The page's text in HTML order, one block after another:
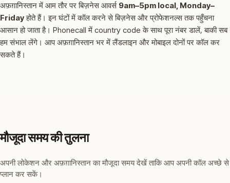
अफ़ग़ानिस्तान में आम तौर पर बिज़नेस आवर्स 9am–5pm local, Monday–
Fridayहोते हैं। इन घंटों में कॉल करने से बिज़नेस और प्रोफेशनल्स तक पहुँचना
आसान हो जाता है। Phonecall में country code के साथ पूरा नंबर डालें, बाकी सब
हम संभाल लेंगे। आप अफ़ग़ानिस्तान भर में लैंडलाइन और मोबाइल दोनों पर कॉल कर
सकते हैं।
मौजूदा समय की तुलना
अपनी लोकेशन और अफ़ग़ानिस्तान का मौजूदा समय देखें ताकि आप अपनी कॉल अच्छे से
प्लान कर सकें।